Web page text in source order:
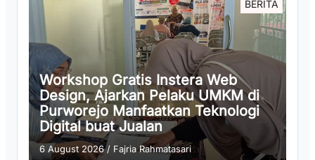
BERITA
Workshop Gratis Instera Web
Design, Ajarkan Pelaku UMKM di
Purworejo Manfaatkan Teknologi
Digital buat Jualan
6 August 2026/ Fajria Rahmatasari